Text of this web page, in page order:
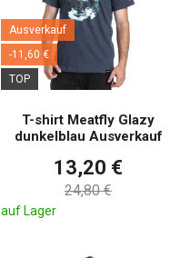
Ausverkauf
-11,60 €
TOP
T-shirt Meatfly Glazy
dunkelblau Ausverkauf
13,20 €
24,80 €
auf Lager